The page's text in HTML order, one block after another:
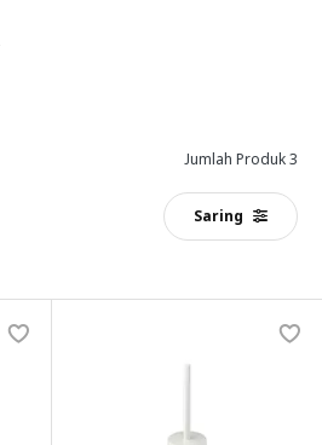
Jumlah Produk 3
Saring